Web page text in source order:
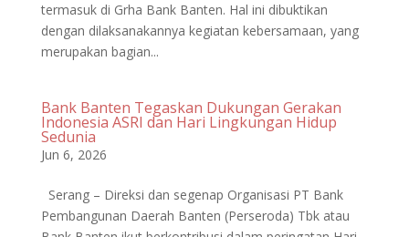
termasuk di Grha Bank Banten. Hal ini dibuktikan
dengan dilaksanakannya kegiatan kebersamaan, yang
merupakan bagian...
Bank Banten Tegaskan Dukungan Gerakan
Indonesia ASRI dan Hari Lingkungan Hidup
Sedunia
Jun 6, 2026
Serang – Direksi dan segenap Organisasi PT Bank
Pembangunan Daerah Banten (Perseroda) Tbk atau